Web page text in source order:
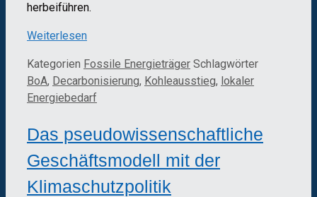
herbeiführen.
Weiterlesen
Kategorien Fossile Energieträger Schlagwörter
BoA, Decarbonisierung, Kohleausstieg, lokaler
Energiebedarf
Das pseudowissenschaftliche
Geschäftsmodell mit der
Klimaschutzpolitik